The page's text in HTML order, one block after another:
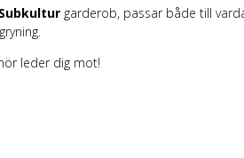
garderob, passar både till
leder dig mot!